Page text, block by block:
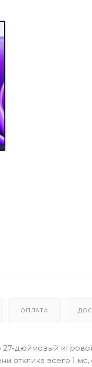
ОПЛАТА
27-дюймовый
отклика всего 1 мс,